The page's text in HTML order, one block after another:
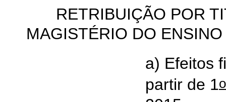
RETRIBUIÇÃO POR
MAGISTÉRIO DO
a) Efeitos
partir de 1o